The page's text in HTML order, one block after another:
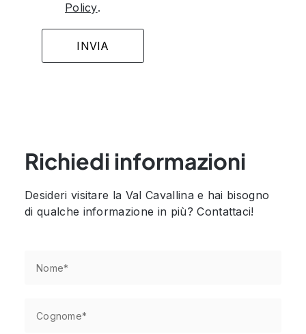
Policy.
Richiedi informazioni
Desideri visitare la Val Cavallina e hai bisogno
di qualche informazione in più? Contattaci!